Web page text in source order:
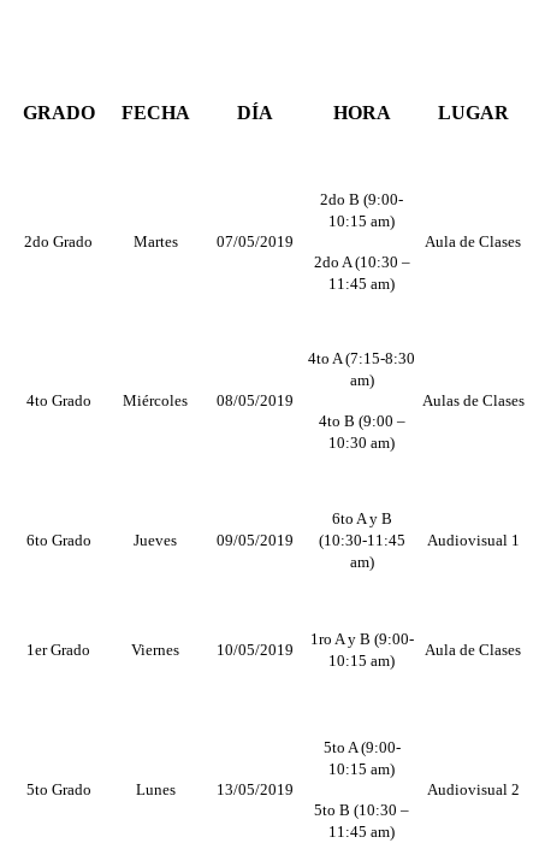
GRADO FECHA DÍA HORA LUGAR
2do Grado Martes 07/05/2019
2do B (9:00-
10:15 am)
2do A (10:30 –
11:45 am)
Aula de Clases
4to Grado Miércoles 08/05/2019
4to A (7:15-8:30
am)
4to B (9:00 –
10:30 am)
Aulas de Clases
6to Grado Jueves 09/05/2019
6to A y B
(10:30-11:45
am)
Audiovisual 1
1er Grado Viernes 10/05/2019
1ro A y B (9:00-
10:15 am)
Aula de Clases
5to Grado Lunes 13/05/2019
5to A (9:00-
10:15 am)
5to B (10:30 –
11:45 am)
Audiovisual 2